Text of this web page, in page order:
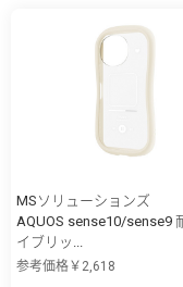
MSソリューションズ
AQUOS sense10/sense9
イブリッ...
参考価格￥2,618